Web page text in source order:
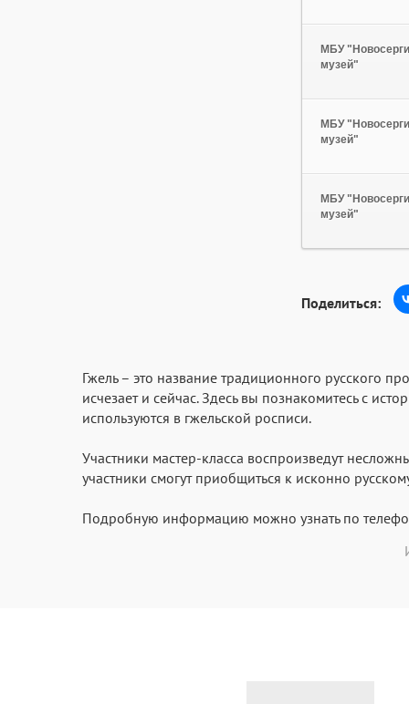
МБУ
музей"
МБУ
музей"
МБУ
музей"
Поделиться:
Гжель – это название традиционного русского
исчезает и сейчас. Здесь вы познакомитесь с
используются в гжельской росписи.
Участники мастер-класса воспроизведут
участники смогут приобщиться к исконно
Подробную информацию можно узнать по